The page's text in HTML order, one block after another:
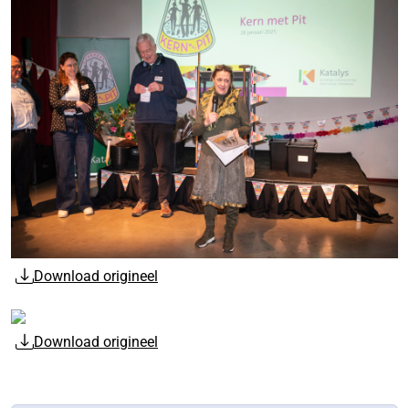
Download origineel
Download origineel